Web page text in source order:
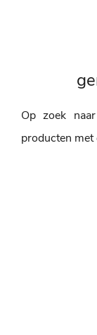
Op zoek
producten met